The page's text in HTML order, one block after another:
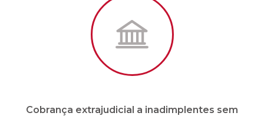
Cobrança extrajudicial a inadimplentes sem